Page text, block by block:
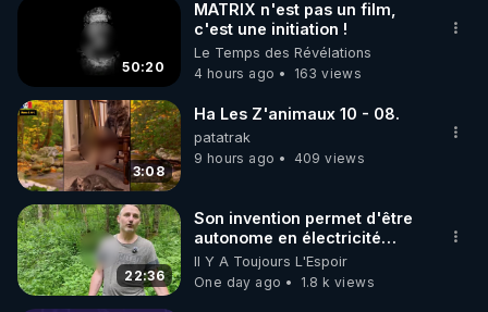
50:20
MATRIX n'est pas un film,
c'est une initiation !
Le Temps des Révélations
4 hours ago
163 views
3:08
Ha Les Z'animaux 10 - 08.
patatrak
9 hours ago
409 views
22:36
Son invention permet d'être
autonome en électricité
avec un simple ruisseau
Il Y A Toujours L'Espoir
One day ago
1.8 k views